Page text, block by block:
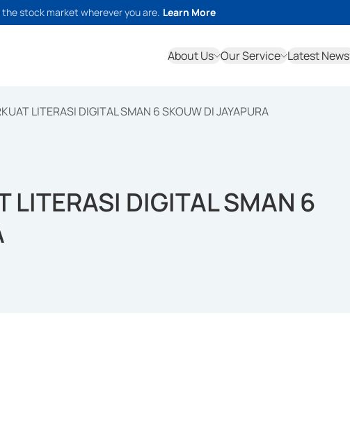
stock market wherever you are. Learn More
About Us Our Service Latest News
LITERASI DIGITAL SMAN 6 SKOUW DI JAYAPURA
LITERASI DIGITAL SMAN 6